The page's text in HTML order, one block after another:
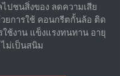
ปชนสิ่งของ ลดความเสีย
ยการใช้ คอนกรีตกั้นล้อ ติด
ช้งาน แข็งแรงทนทาน อายุ
ม่เป็นสนิม